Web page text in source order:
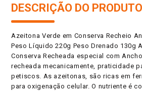
DESCRIÇÃO DO PRODUTO
Azeitona Verde em Conserva Recheio
Peso Líquido 220g Peso Drenado 130g
Conserva Recheada especial com
recheada mecanicamente, praticidade
petiscos. As azeitonas, são ricas em
para oxigenação celular. O nutriente é